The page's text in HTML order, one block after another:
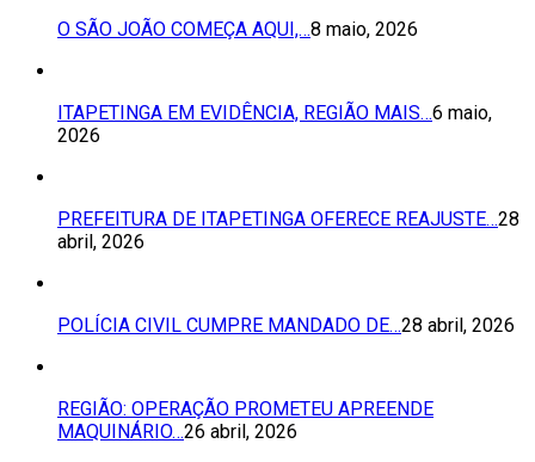
O SÃO JOÃO COMEÇA AQUI,…8 maio, 2026
ITAPETINGA EM EVIDÊNCIA, REGIÃO MAIS…6 maio,
2026
PREFEITURA DE ITAPETINGA OFERECE REAJUSTE…28
abril, 2026
POLÍCIA CIVIL CUMPRE MANDADO DE…28 abril, 2026
REGIÃO: OPERAÇÃO PROMETEU APREENDE
MAQUINÁRIO…26 abril, 2026